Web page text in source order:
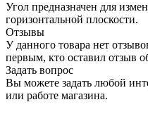
Угол предназначен для
горизонтальной плоскости.
Отзывы
У данного товара нет
первым, кто оставил отзыв
Задать вопрос
Вы можете задать любой
или работе магазина.